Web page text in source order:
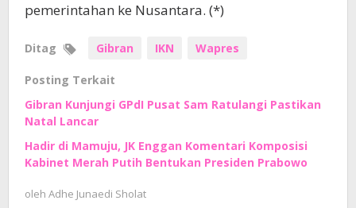
pemerintahan ke Nusantara. (*)
Ditag Gibran IKN Wapres
Posting Terkait
Gibran Kunjungi GPdI Pusat Sam Ratulangi Pastikan
Natal Lancar
Hadir di Mamuju, JK Enggan Komentari Komposisi
Kabinet Merah Putih Bentukan Presiden Prabowo
oleh Adhe Junaedi Sholat